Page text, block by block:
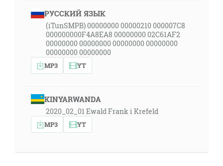
РУССКИЙ ЯЗЫК
(iTunSMPB) 00000000 00000210 000007C8
000000000F4A8EA8 00000000 02C61AF2
00000000 00000000 00000000 00000000
00000000 00000000
MP3 YT
KINYARWANDA
2020_02_01 Ewald Frank i Krefeld
MP3 YT